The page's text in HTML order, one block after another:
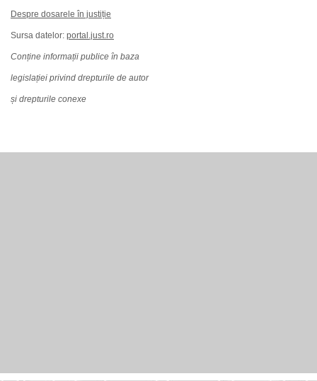
Despre dosarele în justiție
Sursa datelor: portal.just.ro
Conține informații publice în baza
legislației privind drepturile de autor
și drepturile conexe